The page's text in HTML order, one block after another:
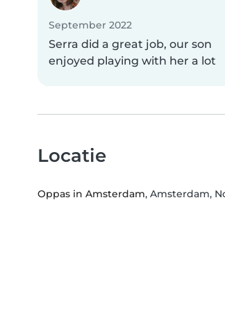
September 2022
Serra did a great job, our son
enjoyed playing with her a lot
Locatie
Oppas in Amsterdam, Amsterdam,